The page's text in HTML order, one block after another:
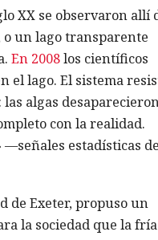
XX se observaron allí
o un lago transparente
En 2008los científicos
lago. El sistema
algas
con la realidad.
—señales estadísticas
de Exeter, propuso un
la sociedad que la fría